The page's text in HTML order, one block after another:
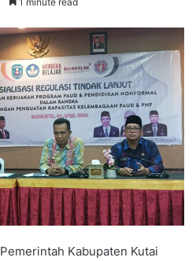
Pemerintah Kabupaten Kutai